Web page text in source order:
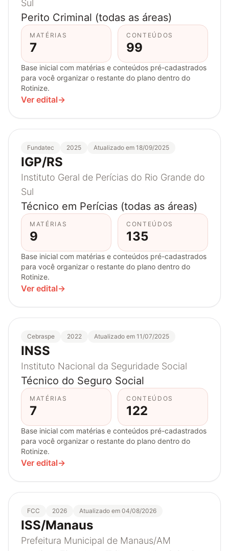
Sul
Perito Criminal (todas as áreas)
MATÉRIAS
7
CONTEÚDOS
99
Base inicial com matérias e conteúdos pré-cadastrados
para você organizar o restante do plano dentro do
Rotinize.
Ver edital→
Fundatec 2025 Atualizado em 18/09/2025
IGP/RS
Instituto Geral de Perícias do Rio Grande do
Sul
Técnico em Perícias (todas as áreas)
MATÉRIAS
9
CONTEÚDOS
135
Base inicial com matérias e conteúdos pré-cadastrados
para você organizar o restante do plano dentro do
Rotinize.
Ver edital→
Cebraspe 2022 Atualizado em 11/07/2025
INSS
Instituto Nacional da Seguridade Social
Técnico do Seguro Social
MATÉRIAS
7
CONTEÚDOS
122
Base inicial com matérias e conteúdos pré-cadastrados
para você organizar o restante do plano dentro do
Rotinize.
Ver edital→
FCC 2026 Atualizado em 04/08/2026
ISS/Manaus
Prefeitura Municipal de Manaus/AM